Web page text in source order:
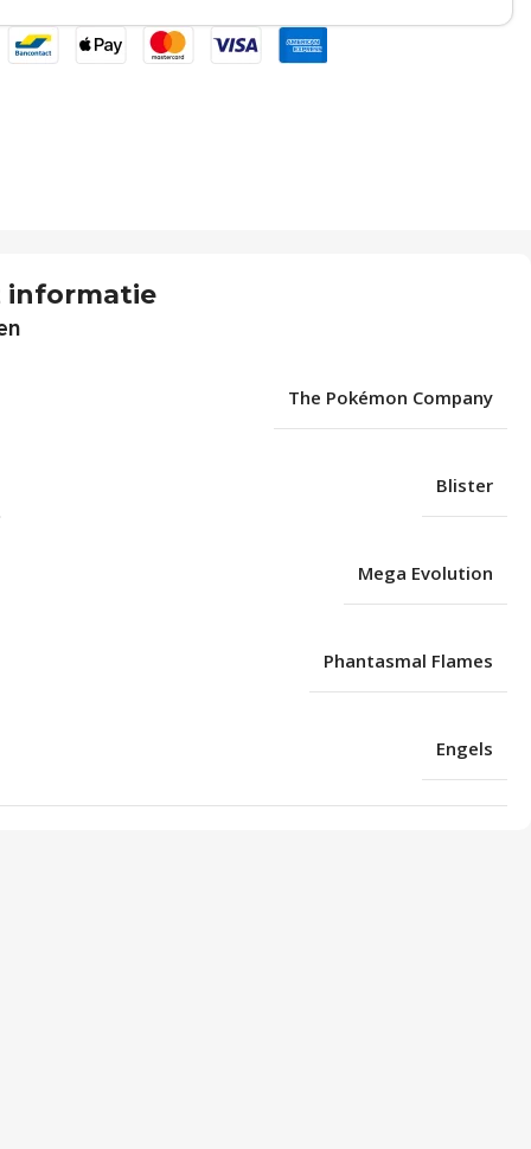
informatie
The Pokémon Company
Blister
Mega Evolution
Phantasmal Flames
Engels